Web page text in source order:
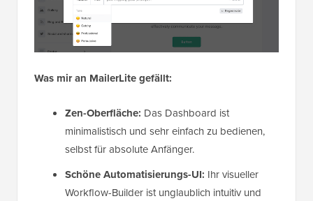
Was mir an MailerLite gefällt:
Zen-Oberfläche: Das Dashboard ist
minimalistisch und sehr einfach zu bedienen,
selbst für absolute Anfänger.
Schöne Automatisierungs-UI: Ihr visueller
Workflow-Builder ist unglaublich intuitiv und